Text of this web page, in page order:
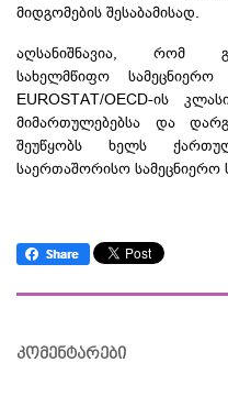
მიდგომების შესაბამისად.
აღსანიშნავია, რომ
სახელმწიფო
EUROSTAT/OECD-ის
მიმართულებებსა და
შეუწყობს ხელს
საერთაშორისო სამეცნიერო
კომენტარები